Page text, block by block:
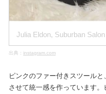
Julia Eldon, Suburban Salon
出典： instagram.com
ピンクのファー付きスツール
させて統一感を作っています